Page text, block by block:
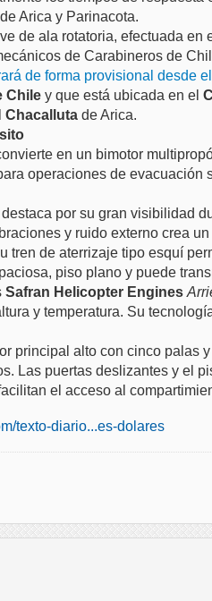
Arica y Parinacota.
de ala rotatoria, efectuada en
de Carabineros de
de forma provisional desde
Chile y que está ubicada en el
Chacalluta de Arica.
en un bimotor
operaciones de
por su gran visibilidad
y ruido externo crea
tren de aterrizaje tipo esquí
piso plano y puede
Safran Helicopter Engines
y temperatura. Su
principal alto con cinco palas
Las puertas deslizantes y el
el acceso al
texto-diario...es-dolares